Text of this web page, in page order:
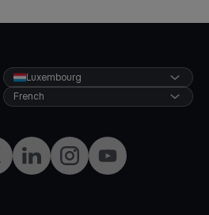
LinkedInInstagramYouTube
Luxembourg
French